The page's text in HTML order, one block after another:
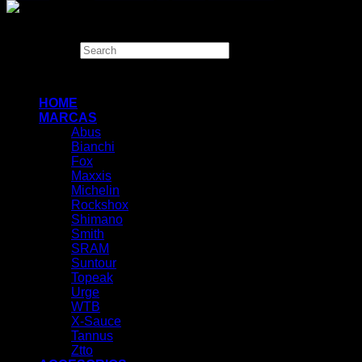
HOME
MARCAS
Abus
Bianchi
Fox
Maxxis
Michelin
Rockshox
Shimano
Smith
SRAM
Suntour
Topeak
Urge
WTB
X-Sauce
Tannus
Ztto